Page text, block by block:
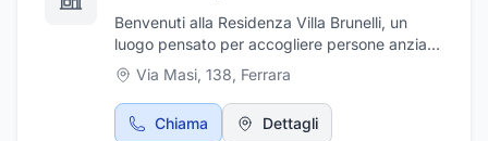
collaborazioni affidabili e consolidate interne
allo studio.
Benvenuti alla Residenza Villa Brunelli, un
luogo pensato per accogliere persone anziani
autosufficienti o semi autosufficienti che
desiderino trascorrere le loro giornate in
compagnia, in un ambiente unico ed
esclusivo. La struttura dispone di 16 posti
Via Masi, 138, Ferrara
Chiama Dettagli